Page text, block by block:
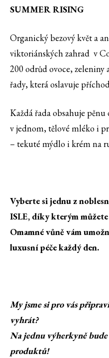
SUMMER RISING
Organický bezový květ a
viktoriánských zahrad v
200 odrůd ovoce,
řady, která oslavuje
Každá řada obsahuje
v jednom, tělové mléko i
– tekuté mýdlo i krém na
Vyberte si jednu z
ISLE, díky kterým
Omamné vůně vám
luxusní péče každý den.
My jsme si pro vás
vyhrát?
Na jednu výherkyně
produktů!